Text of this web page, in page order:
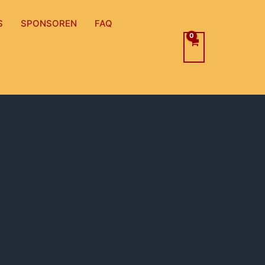
SPONSOREN FAQ